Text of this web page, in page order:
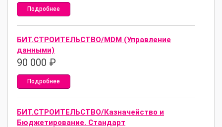
Подробнее
БИТ.СТРОИТЕЛЬСТВО/MDM (Управление
данными)
90 000 ₽
Подробнее
БИТ.СТРОИТЕЛЬСТВО/Казначейство и
Бюджетирование. Стандарт